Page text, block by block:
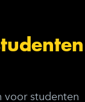
voor studenten